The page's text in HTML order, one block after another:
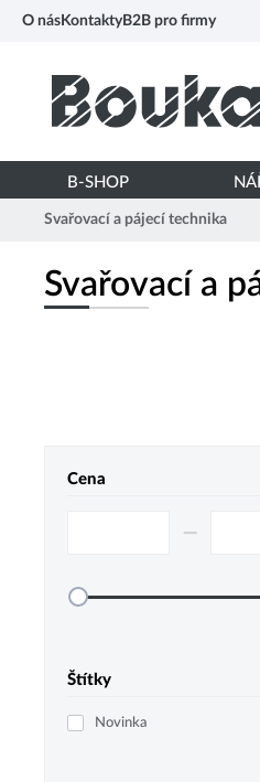
O nás Kontakty B2B pro firmy
B-SHOP
Svařovací a pájecí technika
Svařovací a
Cena
–⁠
Štítky
Novinka